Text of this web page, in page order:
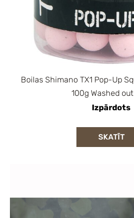
Boilas Shimano TX1 Pop-Up
100g Washed
Izpārdots
SKATĪT